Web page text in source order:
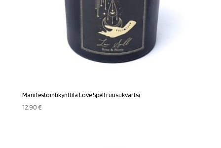
Manifestointikynttilä Love Spell ruusukvartsi
12,90€